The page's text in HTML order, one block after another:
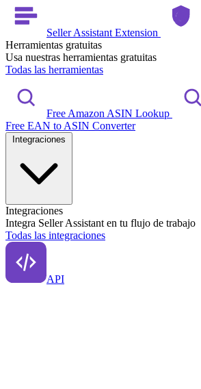
Seller Assistant Extension
Herramientas gratuitas
Usa nuestras herramientas gratuitas
Todas las herramientas
Free Amazon ASIN Lookup
Free EAN to ASIN Converter
Integraciones
Integra Seller Assistant en tu flujo de trabajo
Todas las integraciones
API